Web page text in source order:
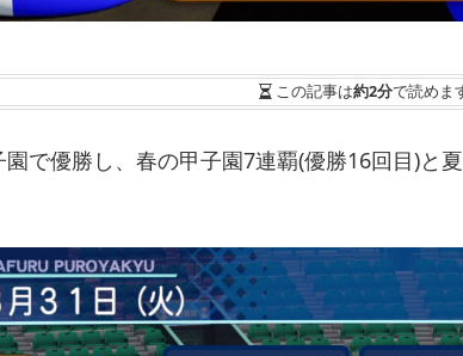
この記事は約2分で読めま
で優勝し、春の甲子園7連覇(優勝16回目)